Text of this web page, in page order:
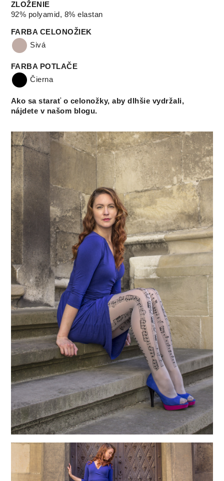
ZLOŽENIE
92% polyamid, 8% elastan
FARBA CELONOŽIEK
Sivá
FARBA POTLAČE
Čierna
Ako sa starať o celonožky, aby dlhšie vydržali,
nájdete v našom blogu.